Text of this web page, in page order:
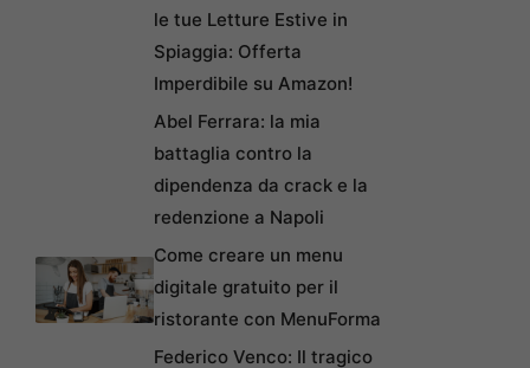
le tue Letture Estive in
Spiaggia: Offerta
Imperdibile su Amazon!
Abel Ferrara: la mia
battaglia contro la
dipendenza da crack e la
redenzione a Napoli
Come creare un menu
digitale gratuito per il
ristorante con MenuForma
Federico Venco: Il tragico